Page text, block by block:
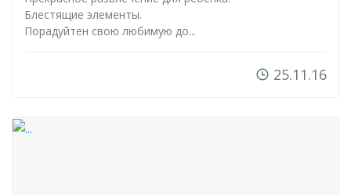
Блестящие элементы.
Порадуйтен свою любимую до...
25.11.16